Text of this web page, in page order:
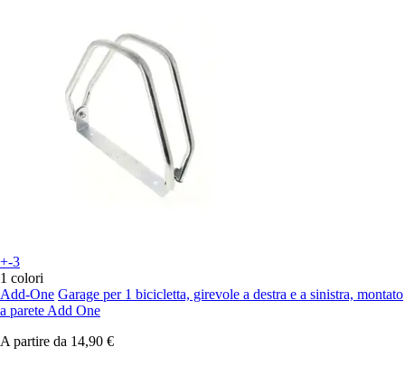
+-3
1 colori
Add-One Garage per 1 bicicletta, girevole a destra e a sinistra, montato
a parete Add One
A partire da 14,90 €